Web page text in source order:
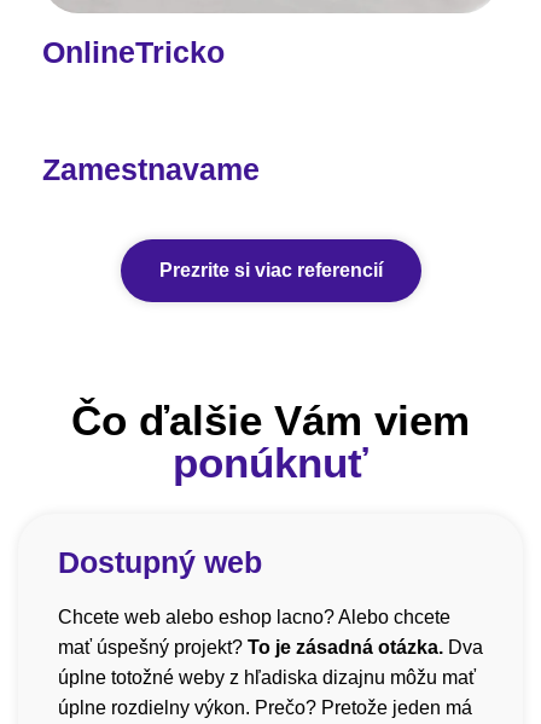
OnlineTricko
Zamestnavame
Prezrite si viac referencií
Čo ďalšie Vám viem
ponúknuť
Dostupný web
Chcete web alebo eshop lacno? Alebo chcete
mať úspešný projekt? To je zásadná otázka. Dva
úplne totožné weby z hľadiska dizajnu môžu mať
úplne rozdielny výkon. Prečo? Pretože jeden má